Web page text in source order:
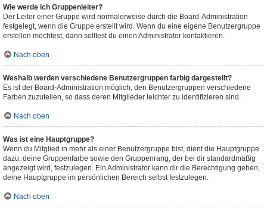
Wie werde ich Gruppenleiter?
Der Leiter einer Gruppe wird normalerweise durch die Board-Administration
festgelegt, wenn die Gruppe erstellt wird. Wenn du eine eigene Benutzergruppe
erstellen möchtest, dann solltest du einen Administrator kontaktieren.
Nach oben
Weshalb werden verschiedene Benutzergruppen farbig dargestellt?
Es ist der Board-Administration möglich, den Benutzergruppen verschiedene
Farben zuzuteilen, so dass deren Mitglieder leichter zu identifizieren sind.
Nach oben
Was ist eine Hauptgruppe?
Wenn du Mitglied in mehr als einer Benutzergruppe bist, dient die Hauptgruppe
dazu, deine Gruppenfarbe sowie den Gruppenrang, der bei dir standardmäßig
angezeigt wird, festzulegen. Ein Administrator kann dir die Berechtigung geben,
deine Hauptgruppe im persönlichen Bereich selbst festzulegen.
Nach oben